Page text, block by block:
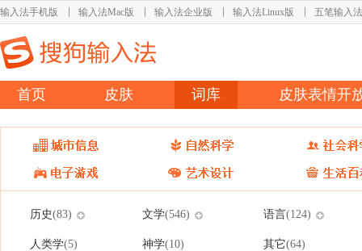
输入法手机版 输入法Mac版 输入法企业版 输入法Linux版 五笔输入法
首页 皮肤 词库 皮肤表情开
历史(83) 文学(546) 语言(124)
人类学(5) 神学(10) 其它(64)